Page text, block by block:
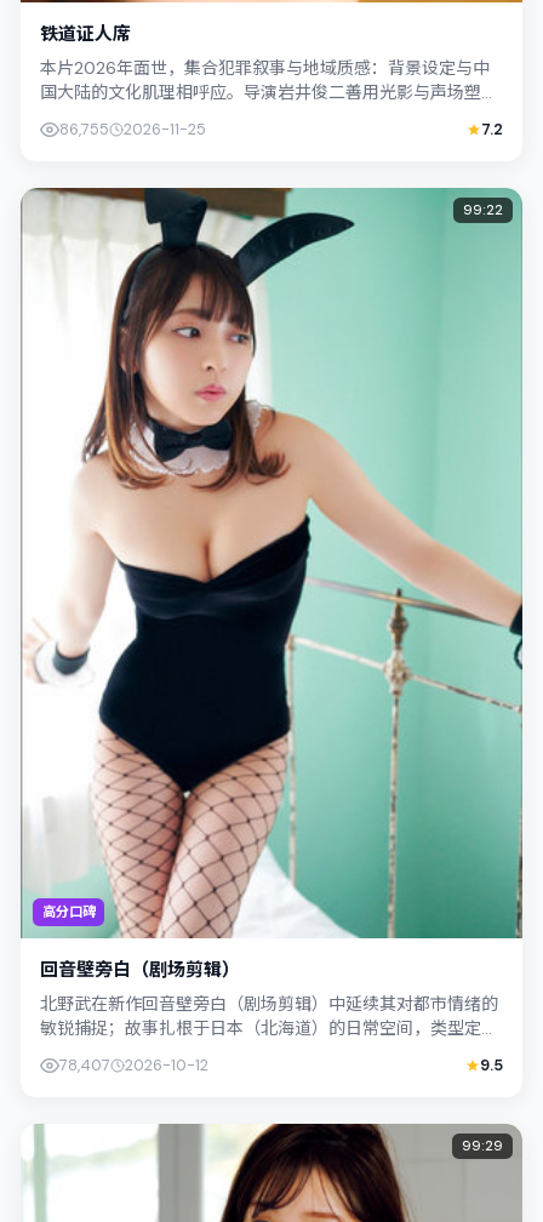
铁道证人席
本片2026年面世，集合犯罪叙事与地域质感：背景设定与中
国大陆的文化肌理相呼应。导演岩井俊二善用光影与声场塑造
86,755 2026-11-25 7.2
高分口碑
99:22
回音壁旁白（剧场剪辑）
北野武在新作回音壁旁白（剧场剪辑）中延续其对都市情绪的
敏锐捕捉；故事扎根于日本（北海道）的日常空间，类型定位
78,407 2026-10-12 9.5
99:29